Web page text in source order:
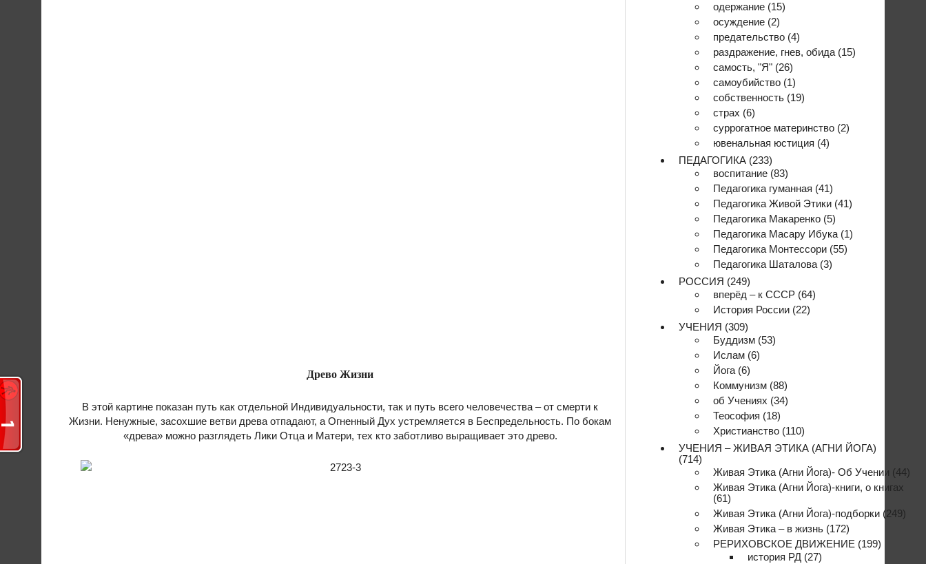
Древо Жизни
В этой картине показан путь как отдельной Индивидуальности, так и путь всего человечества – от смерти к
Жизни. Ненужные, засохшие ветви древа отпадают, а Огненный Дух устремляется в Беспредельность. По бокам
«древа» можно разглядеть Лики Отца и Матери, тех кто заботливо выращивает это древо.
одержание (15)
осуждение (2)
предательство (4)
раздражение, гнев, обида (15)
самость, "Я" (26)
самоубийство (1)
собственность (19)
страх (6)
суррогатное материнство (2)
ювенальная юстиция (4)
ПЕДАГОГИКА (233)
воспитание (83)
Педагогика гуманная (41)
Педагогика Живой Этики (41)
Педагогика Макаренко (5)
Педагогика Масару Ибука (1)
Педагогика Монтессори (55)
Педагогика Шаталова (3)
РОССИЯ (249)
вперёд – к СССР (64)
История России (22)
УЧЕНИЯ (309)
Буддизм (53)
Ислам (6)
Йога (6)
Коммунизм (88)
об Учениях (34)
Теософия (18)
Христианство (110)
УЧЕНИЯ – ЖИВАЯ ЭТИКА (АГНИ ЙОГА)
(714)
Живая Этика (Агни Йога)- Об Учении (44)
Живая Этика (Агни Йога)-книги, о книгах
(61)
Живая Этика (Агни Йога)-подборки (249)
Живая Этика – в жизнь (172)
РЕРИХОВСКОЕ ДВИЖЕНИЕ (199)
история РД (27)